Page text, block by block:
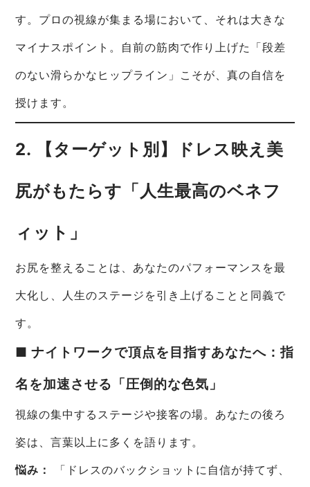
す。プロの視線が集まる場において、それは大きな
マイナスポイント。自前の筋肉で作り上げた「段差
のない滑らかなヒップライン」こそが、真の自信を
授けます。
2. 【ターゲット別】ドレス映え美
尻がもたらす「人生最高のベネフ
ィット」
お尻を整えることは、あなたのパフォーマンスを最
大化し、人生のステージを引き上げることと同義で
す。
■ ナイトワークで頂点を目指すあなたへ：指
名を加速させる「圧倒的な色気」
視線の集中するステージや接客の場。あなたの後ろ
姿は、言葉以上に多くを語ります。
悩み：
「ドレスのバックショットに自信が持てず、